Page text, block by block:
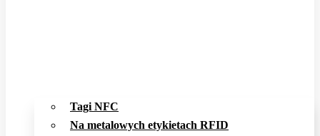
Tagi NFC
Na metalowych etykietach RFID